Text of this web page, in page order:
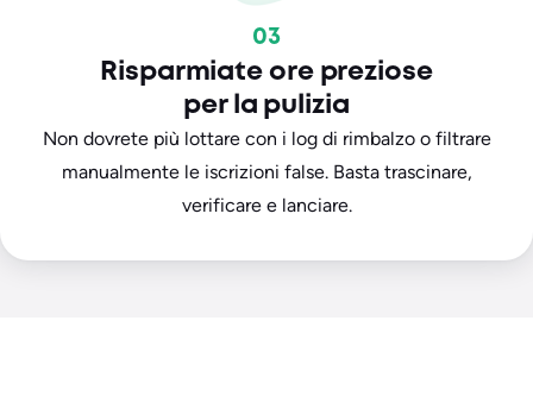
03
Risparmiate ore preziose
per la pulizia
Non dovrete più lottare con i log di rimbalzo o filtrare
manualmente le iscrizioni false. Basta trascinare,
verificare e lanciare.